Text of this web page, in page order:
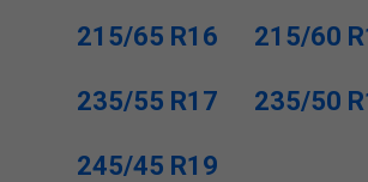
215/65 R16 215/60
235/55 R17 235/50
245/45 R19